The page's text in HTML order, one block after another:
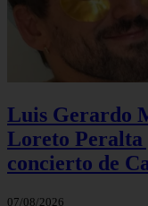
Luis Gerardo
Loreto Peralta
concierto de
07/08/2026